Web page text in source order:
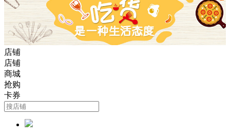
店铺
店铺
商城
抢购
卡券